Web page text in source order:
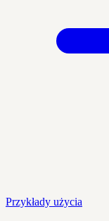
Przykłady użycia